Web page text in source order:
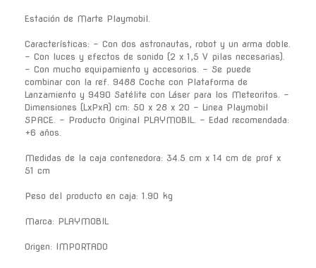
Estación de Marte Playmobil.
Características: - Con dos astronautas, robot y un arma doble.
- Con luces y efectos de sonido (2 x 1,5 V pilas necesarias).
- Con mucho equipamiento y accesorios. - Se puede
combinar con la ref. 9488 Coche con Plataforma de
Lanzamiento y 9490 Satélite con Láser para los Meteoritos. -
Dimensiones (LxPxA) cm: 50 x 28 x 20 - Linea Playmobil
SPACE. - Producto Original PLAYMOBIL. - Edad recomendada:
+6 años.
Medidas de la caja contenedora: 34.5 cm x 14 cm de prof x
51 cm
Peso del producto en caja: 1.90 kg
Marca: PLAYMOBIL
Origen: IMPORTADO